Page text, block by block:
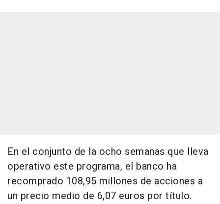
En el conjunto de la ocho semanas que lleva
operativo este programa, el banco ha
recomprado 108,95 millones de acciones a
un precio medio de 6,07 euros por título.